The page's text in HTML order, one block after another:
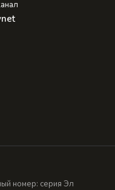
номер: серия Эл